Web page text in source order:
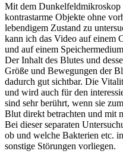
Mit dem Dunkelfeldmikroskop
kontrastarme Objekte ohne
lebendigem Zustand zu
kann ich das Video auf einem
und auf einem
Der Inhalt des Blutes und
Größe und Bewegungen der
dadurch gut sichtbar. Die
und wird auch für den
sind sehr berührt, wenn sie
Blut direkt betrachten und mit
Bei dieser separaten
ob und welche Bakterien etc.
sonstige Störungen vorliegen.